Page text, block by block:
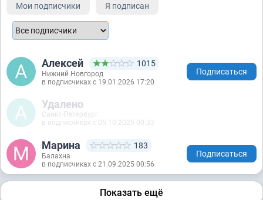
Мои подписчики Я подписан
Алексей 1015
Нижний Новгород
в подписчиках с 19.01.2026 17:20
Подписаться
Удалено
Санкт-Петербург
в подписчиках с 05.10.2025 00:33
Марина 183
Балахна
в подписчиках с 21.09.2025 00:56
Подписаться
Показать ещё